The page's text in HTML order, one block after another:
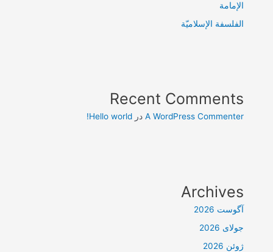
الإمامة
الفلسفة الإسلاميّة
Recent Comments
A WordPress Commenter درHello world!
Archives
آگوست 2026
جولای 2026
ژوئن 2026